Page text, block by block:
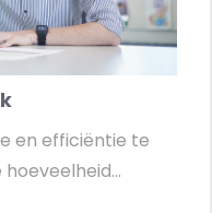
en efficiëntie te